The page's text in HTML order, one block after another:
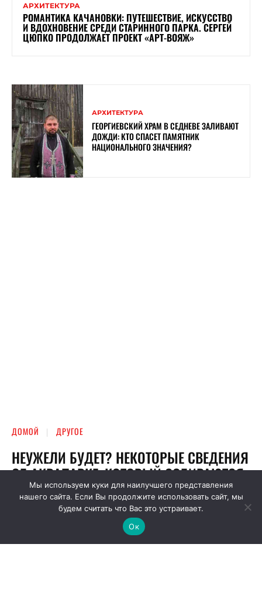
АРХИТЕКТУРА
РОМАНТИКА КАЧАНОВКИ: ПУТЕШЕСТВИЕ, ИСКУССТВО
И ВДОХНОВЕНИЕ СРЕДИ СТАРИННОГО ПАРКА. СЕРГЕЙ
ЦЮПКО ПРОДОЛЖАЕТ ПРОЕКТ «АРТ-ВОЯЖ»
АРХИТЕКТУРА
ГЕОРГИЕВСКИЙ ХРАМ В СЕДНЕВЕ ЗАЛИВАЮТ
ДОЖДИ: КТО СПАСЕТ ПАМЯТНИК
НАЦИОНАЛЬНОГО ЗНАЧЕНИЯ?
Мы используем куки для наилучшего представления
нашего сайта. Если Вы продолжите использовать сайт, мы
будем считать что Вас это устраивает.
Ок